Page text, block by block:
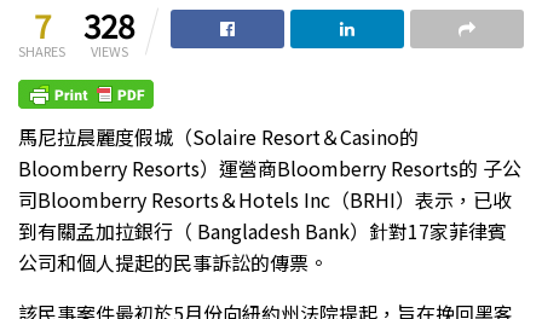
7
SHARES
328
VIEWS
馬尼拉晨麗度假城（Solaire Resort＆Casino的
Bloomberry Resorts）運營商Bloomberry Resorts的 子公
司Bloomberry Resorts＆Hotels Inc（BRHI）表示，已收
到有關孟加拉銀行（ Bangladesh Bank）針對17家菲律賓
公司和個人提起的民事訴訟的傳票。
該民事案件最初於5月份向紐約州法院提起，旨在挽回黑客